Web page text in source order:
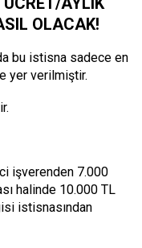
OLACAK!
bu istisna sadece en
yer verilmiştir.
işverenden 7.000
halinde 10.000 TL
istisnasından